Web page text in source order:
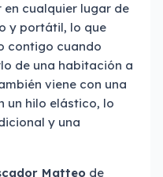
cualquier lugar de
y portátil, lo que
contigo cuando
de una habitación a
viene con una
un hilo elástico, lo
y una
Matteo de